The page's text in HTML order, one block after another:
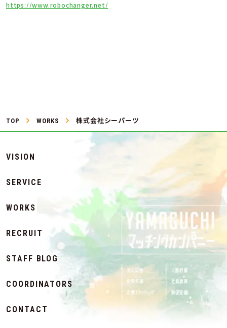
https://www.robochanger.net/
TOP WORKS 株式会社シーパーツ
VISION
SERVICE
WORKS
RECRUIT
STAFF BLOG
COORDINATORS
CONTACT